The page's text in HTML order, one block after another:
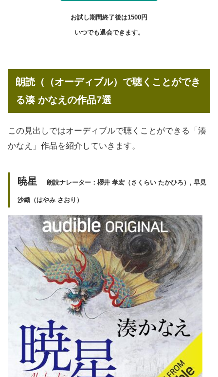
お試し期間終了後は1500円
いつでも退会できます。
朗読（（オーディブル）で聴くことができ
る湊 かなえの作品7選
この見出しではオーディブルで聴くことができる「湊
かなえ」作品を紹介していきます。
暁星 朗読ナレーター：櫻井 孝宏（さくらい たかひろ）, 早見
沙織（はやみ さおり）